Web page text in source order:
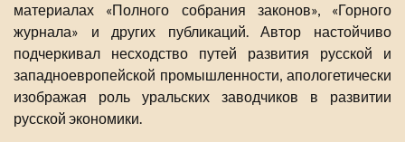
материалах «Полного собрания законов», «Горного
журнала» и других публикаций. Автор настойчиво
подчеркивал несходство путей развития русской и
западноевропейской промышленности, апологетически
изображая роль уральских заводчиков в развитии
русской экономики.